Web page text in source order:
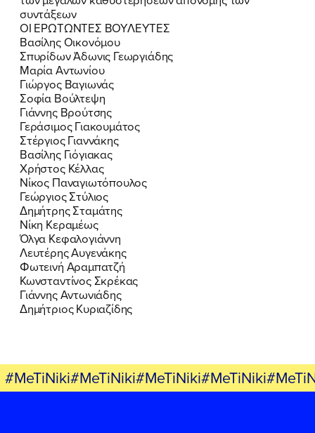
ΝΕΑ
ΕΛΑ ΚΙ ΕΣΥ
FB IN TW
συντάξεων
ΟΙ ΕΡΩΤΩΝΤΕΣ ΒΟΥΛΕΥΤΕΣ
Βασίλης Οικονόμου
Σπυρίδων Άδωνις Γεωργιάδης
Μαρία Αντωνίου
Γιώργος Βαγιωνάς
Σοφία Βούλτεψη
Γιάννης Βρούτσης
Γεράσιμος Γιακουμάτος
Στέργιος Γιαννάκης
Βασίλης Γιόγιακας
Χρήστος Κέλλας
Νίκος Παναγιωτόπουλος
Γεώργιος Στύλιος
Δημήτρης Σταμάτης
Νίκη Κεραμέως
Όλγα Κεφαλογιάννη
Λευτέρης Αυγενάκης
Φωτεινή Αραμπατζή
Κωνσταντίνος Σκρέκας
Γιάννης Αντωνιάδης
Δημήτριος Κυριαζίδης